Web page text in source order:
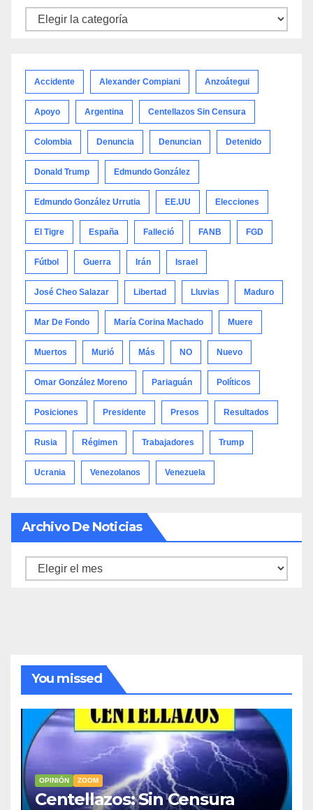
Noticias
Accidente Alexander Compiani Anzoátegui
Apoyo Argentina Centellazos Sin Censura
Colombia Denuncia Denuncian Detenido
Donald Trump Edmundo González
Edmundo González Urrutia EE.UU Elecciones
El Tigre España Falleció FANB FGD
Fútbol Guerra Irán Israel
José Cheo Salazar Libertad Lluvias Maduro
Mar De Fondo María Corina Machado Muere
Muertos Murió Más NO Nuevo
Omar González Moreno Pariaguán Políticos
Posiciones Presidente Presos Resultados
Rusia Régimen Trabajadores Trump
Ucrania Venezolanos Venezuela
Archivo De Noticias
Archivo
You missed
OPINIÓN ZOOM
Centellazos: Sin Censura